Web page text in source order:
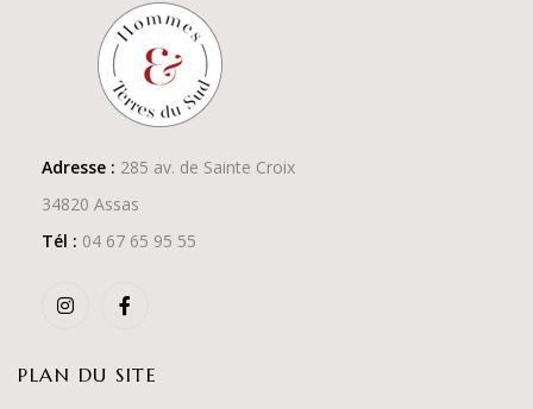
Adresse : 285 av. de Sainte Croix
34820 Assas
Tél : 04 67 65 95 55
PLAN DU SITE